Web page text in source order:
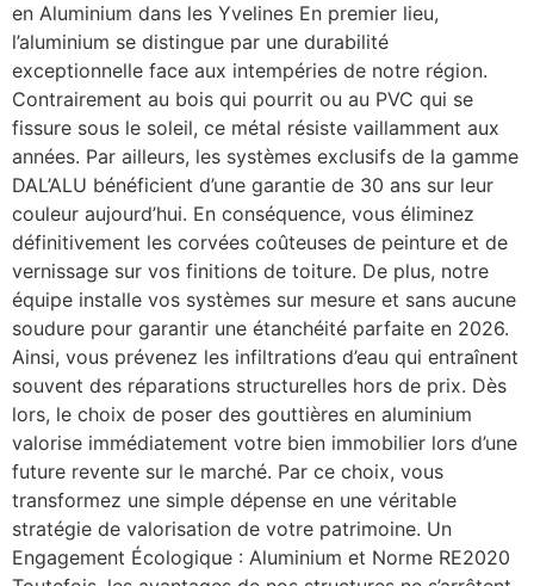
en Aluminium dans les Yvelines En premier lieu,
l’aluminium se distingue par une durabilité
exceptionnelle face aux intempéries de notre région.
Contrairement au bois qui pourrit ou au PVC qui se
fissure sous le soleil, ce métal résiste vaillamment aux
années. Par ailleurs, les systèmes exclusifs de la gamme
DAL’ALU bénéficient d’une garantie de 30 ans sur leur
couleur aujourd’hui. En conséquence, vous éliminez
définitivement les corvées coûteuses de peinture et de
vernissage sur vos finitions de toiture. De plus, notre
équipe installe vos systèmes sur mesure et sans aucune
soudure pour garantir une étanchéité parfaite en 2026.
Ainsi, vous prévenez les infiltrations d’eau qui entraînent
souvent des réparations structurelles hors de prix. Dès
lors, le choix de poser des gouttières en aluminium
valorise immédiatement votre bien immobilier lors d’une
future revente sur le marché. Par ce choix, vous
transformez une simple dépense en une véritable
stratégie de valorisation de votre patrimoine. Un
Engagement Écologique : Aluminium et Norme RE2020